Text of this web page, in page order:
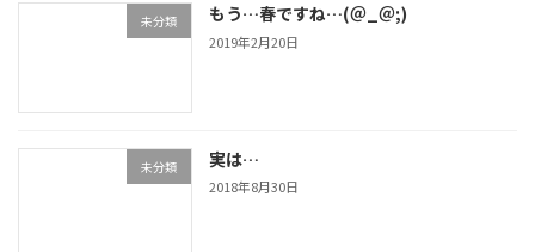
未分類 もう…春ですね…(＠_＠;)
2019年2月20日
未分類 実は…
2018年8月30日